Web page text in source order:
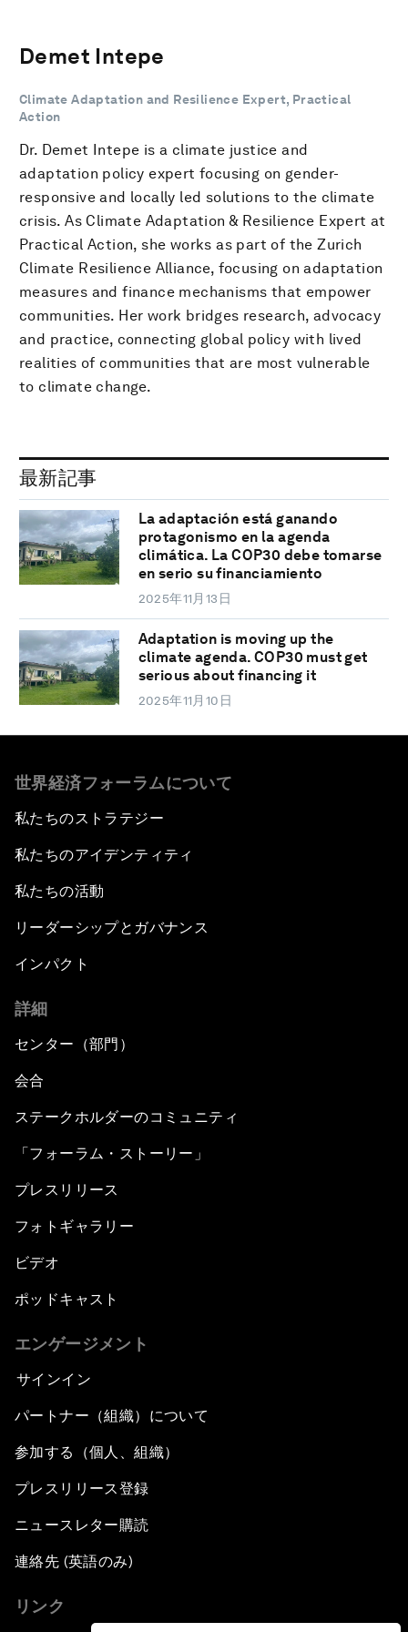
Demet Intepe
Climate Adaptation and Resilience Expert, Practical
Action
Dr. Demet Intepe is a climate justice and
adaptation policy expert focusing on gender-
responsive and locally led solutions to the climate
crisis. As Climate Adaptation & Resilience Expert at
Practical Action, she works as part of the Zurich
Climate Resilience Alliance, focusing on adaptation
measures and finance mechanisms that empower
communities. Her work bridges research, advocacy
and practice, connecting global policy with lived
realities of communities that are most vulnerable
to climate change.
最新記事
La adaptación está ganando
protagonismo en la agenda
climática. La COP30 debe tomarse
en serio su financiamiento
2025年11月13日
Adaptation is moving up the
climate agenda. COP30 must get
serious about financing it
2025年11月10日
世界経済フォーラムについて
私たちのストラテジー
私たちのアイデンティティ
私たちの活動
リーダーシップとガバナンス
インパクト
詳細
センター（部門）
会合
ステークホルダーのコミュニティ
「フォーラム・ストーリー」
プレスリリース
フォトギャラリー
ビデオ
ポッドキャスト
エンゲージメント
サインイン
パートナー（組織）について
参加する（個人、組織）
プレスリリース登録
ニュースレター購読
連絡先 (英語のみ)
リンク